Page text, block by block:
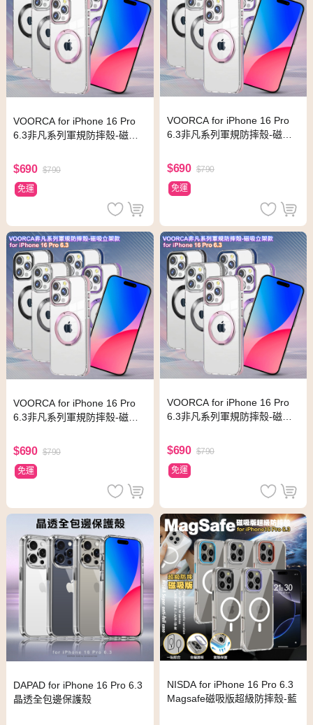
VOORCA for iPhone 16 Pro
6.3非凡系列軍規防摔殼-磁吸
$690 $790
免運
VOORCA for iPhone 16 Pro
6.3非凡系列軍規防摔殼-磁吸
$690 $790
免運
VOORCA for iPhone 16 Pro
6.3非凡系列軍規防摔殼-磁吸
$690 $790
免運
VOORCA for iPhone 16 Pro
6.3非凡系列軍規防摔殼-磁吸
$690 $790
免運
DAPAD for iPhone 16 Pro 6.3
晶透全包邊保護殼
NISDA for iPhone 16 Pro 6.3
Magsafe磁吸版超級防摔殼-藍